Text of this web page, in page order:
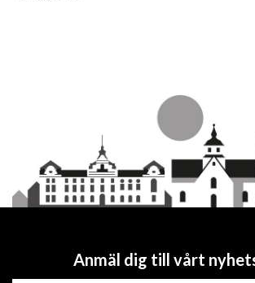
Anmäl dig till vårt